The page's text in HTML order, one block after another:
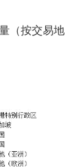
（按交易地